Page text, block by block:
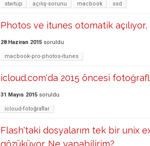
startup açılış-sorunu macbook ssd
Photos ve itunes otomatik
28 Haziran 2015 soruldu
macbook-pro-photos-itunes
icloud.com'da 2015 öncesi
31 Mayıs 2015 soruldu
icloud-fotoğraflar
Flash'taki dosyalarım tek bir unix
gözüküyor. Ne yapabilirim?